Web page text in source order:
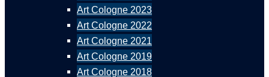
Art Cologne 2023
Art Cologne 2022
Art Cologne 2021
Art Cologne 2019
Art Cologne 2018